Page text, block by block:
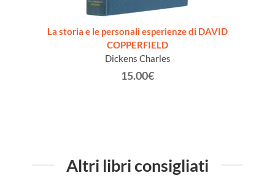
La storia e le personali esperienze di DAVID
COPPERFIELD
Dickens Charles
15.00€
Altri libri consigliati